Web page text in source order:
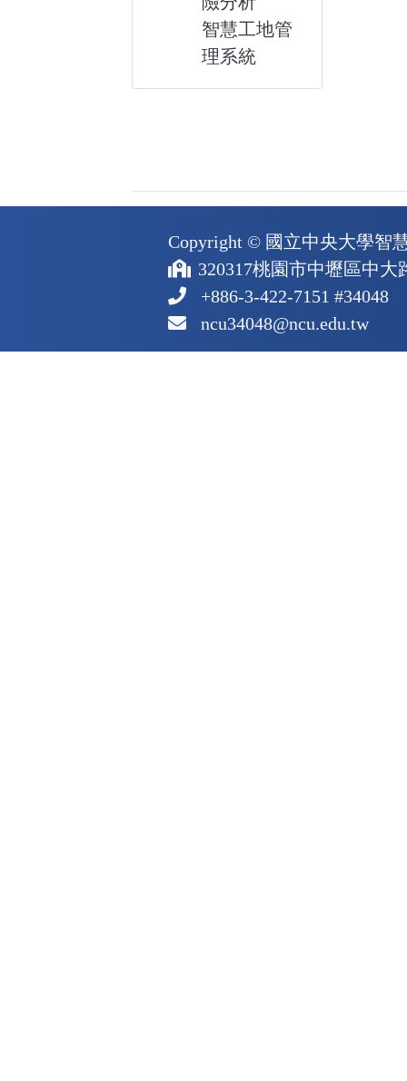
智慧工地管
理系統
Copyright © 國立中央大學智
320317桃園市中壢區中大
+886-3-422-7151 #34048
ncu34048@ncu.edu.tw